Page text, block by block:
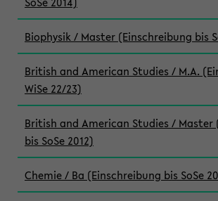
Biophysik / Master (Einschreibung bis
British and American Studies / M.A.
WiSe 22/23)
British and American Studies / Master
bis SoSe 2012)
Chemie / Ba (Einschreibung bis SoSe